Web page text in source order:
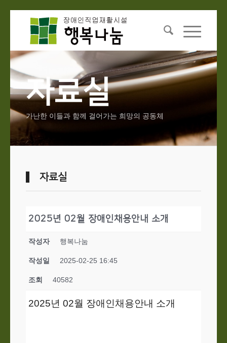
자료실
가난한 이들과 함께 걸어가는 희망의 공동체
자료실
2025년 02월 장애인채용안내 소개
작성자 행복나눔
작성일 2025-02-25 16:45
조회 40582
2025년 02월 장애인채용안내 소개